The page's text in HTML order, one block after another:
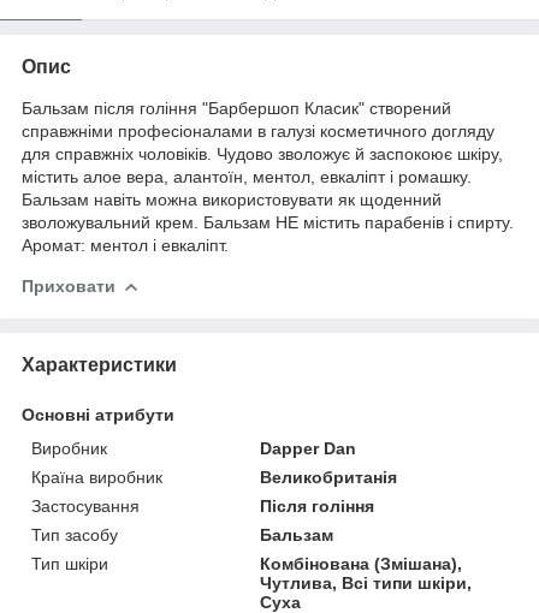
Опис
Бальзам після гоління "Барбершоп Класик" створений
справжніми професіоналами в галузі косметичного догляду
для справжніх чоловіків. Чудово зволожує й заспокоює шкіру,
містить алое вера, алантоїн, ментол, евкаліпт і ромашку.
Бальзам навіть можна використовувати як щоденний
зволожувальний крем. Бальзам НЕ містить парабенів і спирту.
Аромат: ментол і евкаліпт.
Приховати
Характеристики
Основні атрибути
Виробник
Dapper Dan
Країна виробник
Великобританія
Застосування
Після гоління
Тип засобу
Бальзам
Тип шкіри
Комбінована (Змішана),
Чутлива, Всі типи шкіри,
Суха